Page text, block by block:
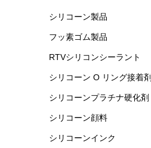
シリコーン製品
フッ素ゴム製品
RTVシリコンシーラント
シリコーン O リング接着剤
シリコーンプラチナ硬化剤
シリコーン顔料
シリコーンインク